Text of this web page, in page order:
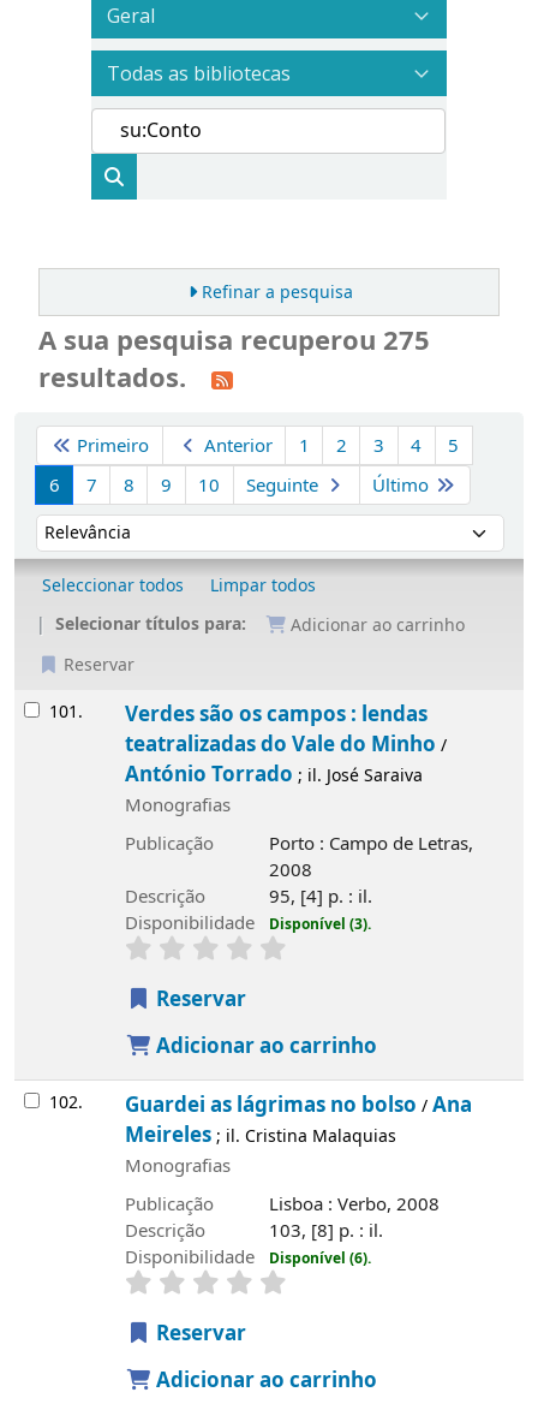
Refinar a pesquisa
A sua pesquisa recuperou 275
resultados.
Ordenar
Primeiro Anterior 1 2 3 4
5
6
7 8 9 10 Seguinte Último
Ordenar por:
Seleccionar todos
Limpar todos
Selecionar títulos para:
Adicionar ao carrinho
Reservar
Resultados
101.
Verdes são os campos : lendas
teatralizadas do Vale do Minho /
António Torrado ; il. José Saraiva
Monografias
Publicação
Porto : Campo de Letras,
2008
Descrição
95, [4] p. : il.
Disponibilidade
Disponível (3).
Reservar
Adicionar ao carrinho
102. Guardei as lágrimas no bolso /Ana
Meireles; il. Cristina Malaquias
Monografias
Publicação
Lisboa : Verbo, 2008
Descrição
103, [8] p. : il.
Disponibilidade
Disponível (6).
Reservar
Adicionar ao carrinho